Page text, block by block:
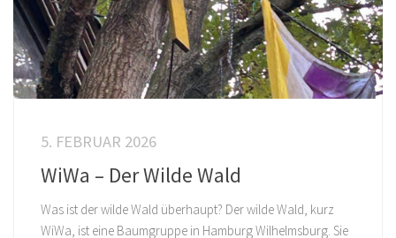
5. FEBRUAR 2026
WiWa – Der Wilde Wald
Was ist der wilde Wald überhaupt? Der wilde Wald, kurz
WiWa, ist eine Baumgruppe in Hamburg Wilhelmsburg. Sie